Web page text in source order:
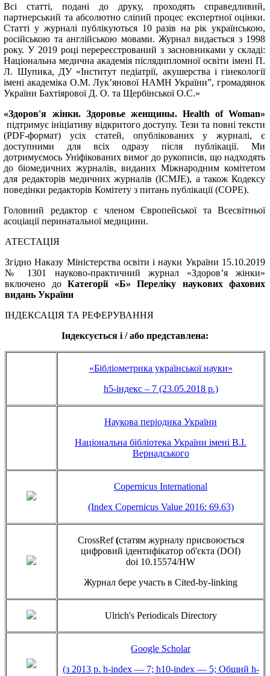
Всі статті, подані до друку, проходять справедливий,
партнерський та абсолютно сліпий процес експертної оцінки.
Статті у журналі публікуються 10 разів на рік українською,
російською та англійською мовами. Журнал видається з 1998
року. У 2019 році перереєстрований з засновниками у складі:
Національна медична академія післядипломної освіти імені П.
Л. Шупика, ДУ «Інститут педіатрії, акушерства і гінекології
імені академіка О.М. Лук’янової НАМН України”, громадянок
України Бахтіярової Д. О. та Щербінської О.С.»
«Здоров'я жінки. Здоровье женщины. Health of Woman»
підтримує ініціативу відкритого доступу. Тези та повні тексти
(PDF-формат) усіх статей, опублікованих у журналі, є
доступними для всіх одразу після публікації. Ми
дотримуємось Уніфікованих вимог до рукописів, що надходять
до біомедичних журналів, виданих Міжнародним комітетом
для редакторів медичних журналів (ICMJE), а також Кодексу
поведінки редакторів Комітету з питань публікації (COPE). ​
Головний редактор є членом Європейської та Всесвітньої
асоціації перинатальної медицини.
АТЕСТАЦІЯ
Згідно Наказу Міністерства освіти і науки України 15.10.2019
№ 1301 науково-практичний журнал «Здоров’я жінки»
включено до Категорії «Б»
Переліку наукових фахових
видань України
ІНДЕКСАЦІЯ ТА РЕФЕРУВАННЯ
Індексується і / або представлена:
«Бібліометрика української науки»
h5-індекс – 7 (23.05.2018 р.)
Наукова періодика України
Національна бібліотека України імені В.І.
Вернадського
Copernicus International
(Index Copernicus Value 2016: 69.63)
CrossRef(статям журналу присвоюється
цифровий ідентифікатор об'єкта (DOI)
doi 10.15574/HW
Журнал бере участь в Cited-by-linking
Ulrich's Periodicals Directory
Google Scholar
(з 2013 р. h-index — 7; h10-index — 5; Общий h-